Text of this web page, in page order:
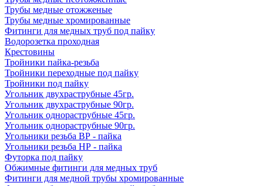
Трубы медные отожженые
Трубы медные хромированные
Фитинги для медных труб под пайку
Водорозетка проходная
Крестовины
Тройники пайка-резьба
Тройники переходные под пайку
Тройники под пайку
Угольник двухраструбные 45гр.
Угольник двухраструбные 90гр.
Угольник однораструбные 45гр.
Угольник однораструбные 90гр.
Угольники резьба ВР - пайка
Угольники резьба НР - пайка
Футорка под пайку
Обжимные фитинги для медных труб
Фитинги для медной трубы хромированные